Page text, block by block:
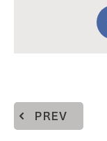
PREV